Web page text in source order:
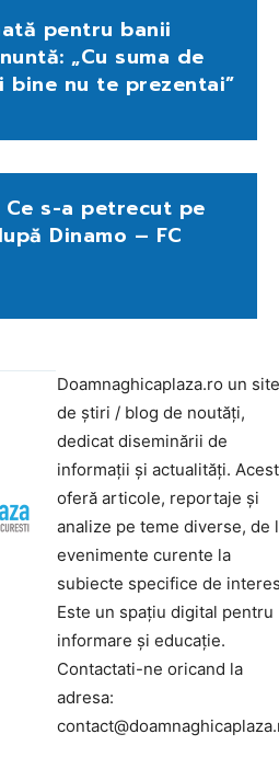
pentru banii
„Cu suma de
bine nu te prezentai”
s-a petrecut pe
Dinamo – FC
Doamnaghicaplaza.ro un site
de știri / blog de noutăți,
dedicat diseminării de
informații și actualități.
oferă articole, reportaje și
analize pe teme diverse, de
evenimente curente la
subiecte specifice de
Este un spațiu digital pentru
informare și educație.
Contactati-ne oricand la
adresa: